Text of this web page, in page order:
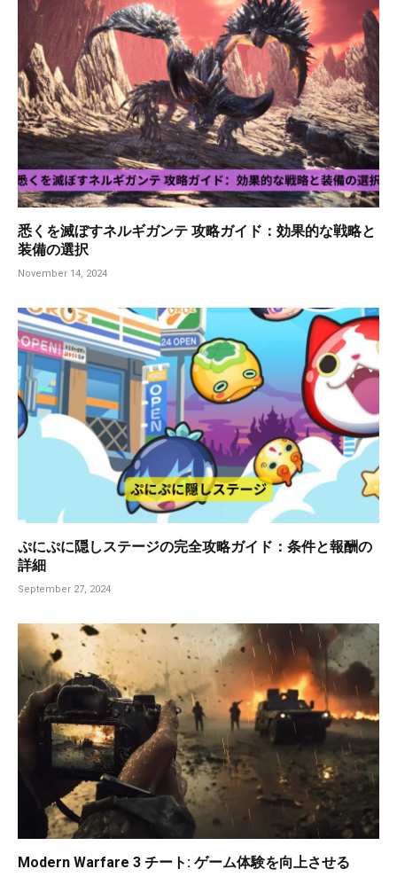
悉くを滅ぼすネルギガンテ 攻略ガイド：効果的な戦略と
装備の選択
November 14, 2024
ぷにぷに隠しステージの完全攻略ガイド：条件と報酬の
詳細
September 27, 2024
Modern Warfare 3 チート: ゲーム体験を向上させる